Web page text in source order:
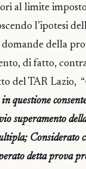
al limite
l’ipotesi
della
di fatto,
del TAR Lazio, “
questione
superamento
Considerato
detta prova